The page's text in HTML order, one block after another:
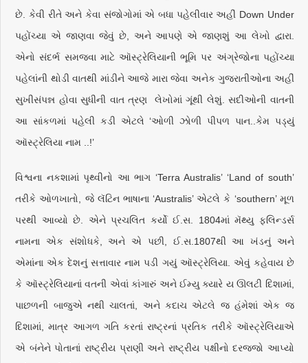
છે. કેવી રીતે અને કેવા સંજોગોમાં એ બધા પહેલીવાર અહીં Down Under
પહોંચ્યા એ જાણવા જેવું છે, અને આપણે એ જાણશું આ લેખો દ્વારા.
એનો સંદર્ભ સમજવા માટે ઑસ્ટ્રેલિયાની ભૂમિ પર અંગ્રેજોના પહોંચ્યા
પહેલાંની થોડી વાતથી માંડીને આજે મારા જેવા અનેક ગુજરાતીઓના અહીં
સુખીસંપન્ન હોવા સુધીની વાત ત્રણ લેખોમાં ગૂંથી લેશું. સદીઓની વાતની
આ સાંકળમાં પહેલી કડી એટલે ‘ઓળી ઝોળી પીપળ પાન..કેમ પડ્યું
ઑસ્ટ્રેલિયા નામ ..!’
વિશ્વના નકશામાં પૃથ્વીનો આ ભાગ ‘Terra Australis’ ‘Land of south’
તરીકે ઓળખાતો, જે લૅટિન ભાષાના ‘Australis’ એટલે કે ‘southern’ મૂળ
પરથી આવ્યો છે. એને પ્રચલિત કર્યો ઈ.સ. 1804માં મૅથ્યુ ફલિન્ડર્સ
નામના એક સંશોધકે, અને એ પછી, ઈ.સ.1807થી આ ખંડનું અને
એમાંના એક દેશનું સત્તાવાર નામ પડી ગયું ઑસ્ટ્રેલિયા. એવું કહેવાય છે
કે ઑસ્ટ્રેલિયાનાં વતની એવાં કાંગારું અને ઈમ્યુ ક્યારે ય ઊલટી દિશામાં,
પાછળની બાજુએ નથી ચાલતાં, અને કદાચ એટલે જ હંમેશાં એક જ
દિશામાં, માત્ર આગળ ગતિ કરતાં રાષ્ટ્રનાં પ્રતિક તરીકે ઑસ્ટ્રેલિયાએ
એ બંનેને પોતાનાં રાષ્ટ્રીય પ્રાણી અને રાષ્ટ્રીય પક્ષીનો દરજ્જો આપ્યો